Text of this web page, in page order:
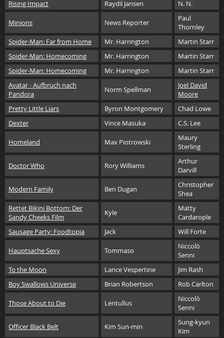
Rising Impact Raydil Jansen N. N.
Minions News Reporter
Paul
Thornley
Spider-Man: Far from Home
Mr. Harrington
Martin Starr
Spider-Man: Homecoming
Mr. Harrington
Martin Starr
Spider-Man: Homecoming
Mr. Harrington
Martin Starr
Avatar - Aufbruch nach
Pandora
Norm Spellman
Joel David
Moore
Pretty Little Liars
Byron Montgomery
Chad Lowe
Dexter
Vince Masuka C.S. Lee
Homeland Max Piotrowski
Maury
Sterling
Doctor Who Rory Williams
Arthur
Darvill
Modern Family Ben Dugan
Christopher
Shea
Rettet Bikini Bottom: Der
Sandy Cheeks Film
Kyle
Matty
Cardarople
Sausage Party: Foodtopia
Jack Will Forte
Hauptsache Sexy Tommaso
Niccolò
Senni
To the Moon
Lance Vespertine
Jim Rash
Boy Swallows Universe
Brian Robertson Rob Carlton
Those About to Die Lentullus
Niccolò
Senni
Officer Black Belt Kim Sun-min
Sung-kyun
Kim